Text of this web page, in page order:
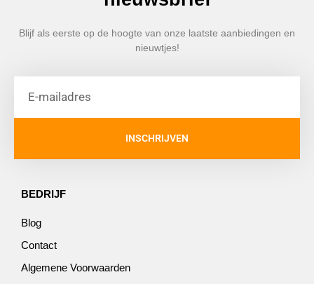
Blijf als eerste op de hoogte van onze laatste aanbiedingen en
nieuwtjes!
INSCHRIJVEN
BEDRIJF
Blog
Contact
Algemene Voorwaarden